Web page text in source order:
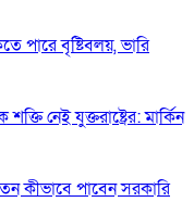
পারে বৃষ্টিবলয়, ভারি
নেই যুক্তরাষ্ট্রের: মার্কিন
কীভাবে পাবেন সরকারি